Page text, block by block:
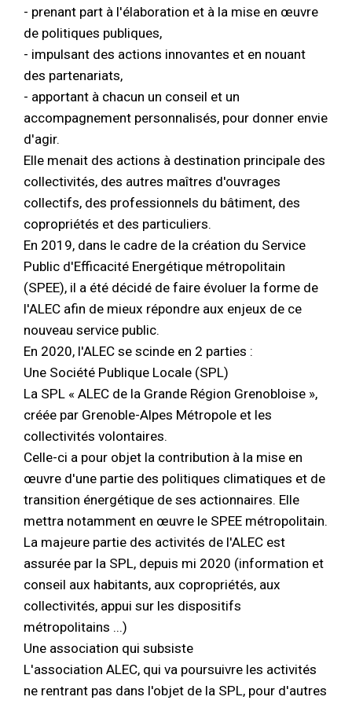
- prenant part à l'élaboration et à la mise en œuvre
de politiques publiques,
- impulsant des actions innovantes et en nouant
des partenariats,
- apportant à chacun un conseil et un
accompagnement personnalisés, pour donner envie
d'agir.
Elle menait des actions à destination principale des
collectivités, des autres maîtres d'ouvrages
collectifs, des professionnels du bâtiment, des
copropriétés et des particuliers.
En 2019, dans le cadre de la création du Service
Public d'Efficacité Energétique métropolitain
(SPEE), il a été décidé de faire évoluer la forme de
l'ALEC afin de mieux répondre aux enjeux de ce
nouveau service public.
En 2020, l'ALEC se scinde en 2 parties :
Une Société Publique Locale (SPL)
La SPL « ALEC de la Grande Région Grenobloise »,
créée par Grenoble-Alpes Métropole et les
collectivités volontaires.
Celle-ci a pour objet la contribution à la mise en
œuvre d'une partie des politiques climatiques et de
transition énergétique de ses actionnaires. Elle
mettra notamment en œuvre le SPEE métropolitain.
La majeure partie des activités de l'ALEC est
assurée par la SPL, depuis mi 2020 (information et
conseil aux habitants, aux copropriétés, aux
collectivités, appui sur les dispositifs
métropolitains ...)
Une association qui subsiste
L'association ALEC, qui va poursuivre les activités
ne rentrant pas dans l'objet de la SPL, pour d'autres